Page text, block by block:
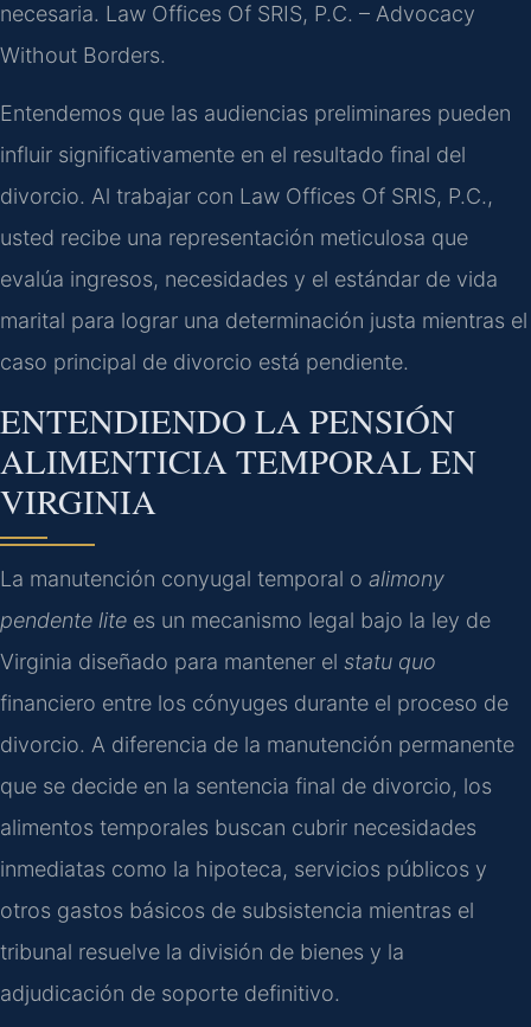
necesaria. Law Offices Of SRIS, P.C. – Advocacy
Without Borders.
Entendemos que las audiencias preliminares pueden
influir significativamente en el resultado final del
divorcio. Al trabajar con Law Offices Of SRIS, P.C.,
usted recibe una representación meticulosa que
evalúa ingresos, necesidades y el estándar de vida
marital para lograr una determinación justa mientras el
caso principal de divorcio está pendiente.
ENTENDIENDO LA PENSIÓN
ALIMENTICIA TEMPORAL EN
VIRGINIA
La manutención conyugal temporal o alimony
pendente lite es un mecanismo legal bajo la ley de
Virginia diseñado para mantener el statu quo
financiero entre los cónyuges durante el proceso de
divorcio. A diferencia de la manutención permanente
que se decide en la sentencia final de divorcio, los
alimentos temporales buscan cubrir necesidades
inmediatas como la hipoteca, servicios públicos y
otros gastos básicos de subsistencia mientras el
tribunal resuelve la división de bienes y la
adjudicación de soporte definitivo.